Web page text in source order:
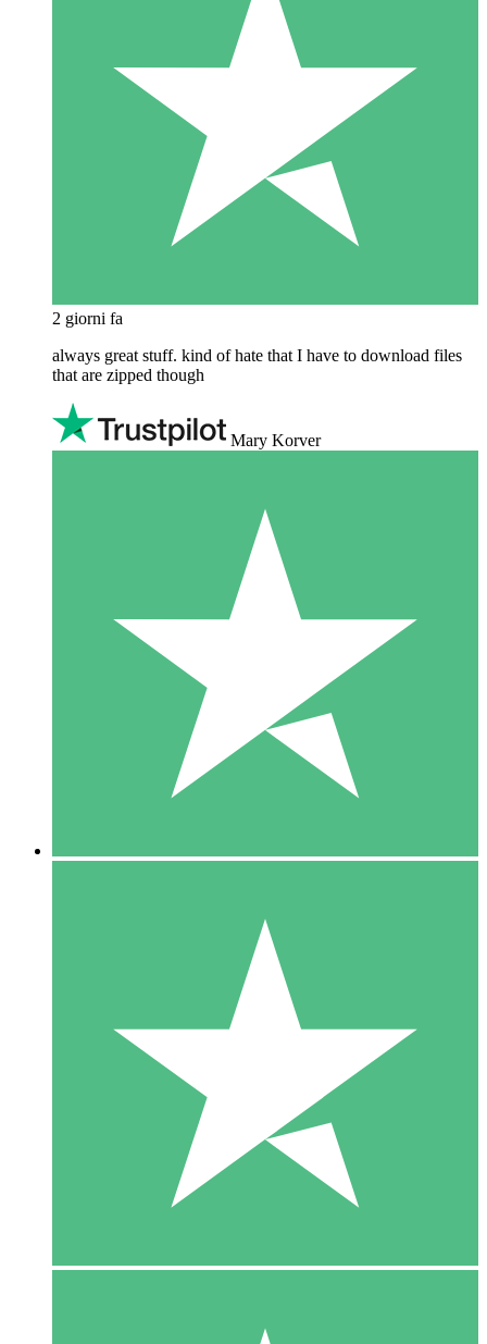
2 giorni fa
always great stuff. kind of hate that I have to download files
that are zipped though
Mary Korver